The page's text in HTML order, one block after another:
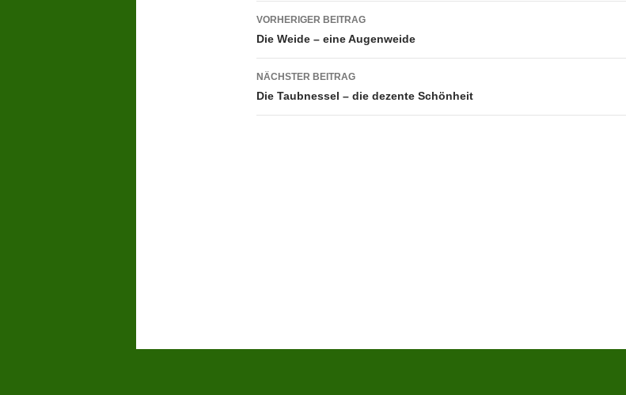
Beitragsnavigation
VORHERIGER BEITRAG
Die Weide – eine Augenweide
NÄCHSTER BEITRAG
Die Taubnessel – die dezente Schönheit